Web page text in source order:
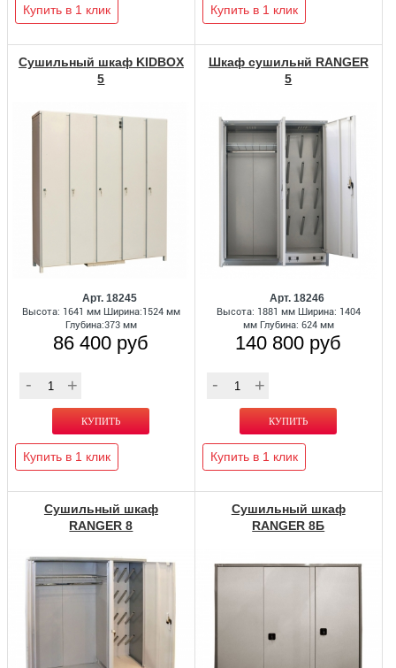
Купить в 1 клик Купить в 1 клик
Сушильный шкаф KIDBOX
5
Арт. 18245
Высота: 1641 мм Ширина:1524 мм
Глубина:373 мм
86 400 руб
Купить в 1 клик
Шкаф сушильнй RANGER
5
Арт. 18246
Высота: 1881 мм Ширина: 1404
мм Глубина: 624 мм
140 800 руб
Купить в 1 клик
Сушильный шкаф
RANGER 8
Сушильный шкаф
RANGER 8Б